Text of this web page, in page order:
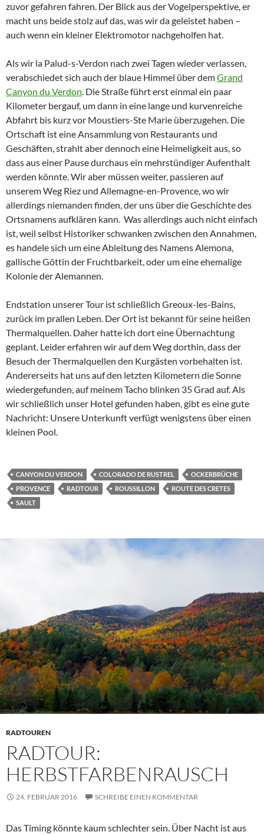
zuvor gefahren fahren. Der Blick aus der Vogelperspektive, er
macht uns beide stolz auf das, was wir da geleistet haben –
auch wenn ein kleiner Elektromotor nachgeholfen hat.
Als wir la Palud-s-Verdon nach zwei Tagen wieder verlassen,
verabschiedet sich auch der blaue Himmel über demGrand
Canyon du Verdon. Die Straße führt erst einmal ein paar
Kilometer bergauf, um dann in eine lange und kurvenreiche
Abfahrt bis kurz vor Moustiers-Ste Marie überzugehen. Die
Ortschaft ist eine Ansammlung von Restaurants und
Geschäften, strahlt aber dennoch eine Heimeligkeit aus, so
dass aus einer Pause durchaus ein mehrstündiger Aufenthalt
werden könnte. Wir aber müssen weiter, passieren auf
unserem Weg Riez und Allemagne-en-Provence, wo wir
allerdings niemanden finden, der uns über die Geschichte des
Ortsnamens aufklären kann. Was allerdings auch nicht einfach
ist, weil selbst Historiker schwanken zwischen den Annahmen,
es handele sich um eine Ableitung des Namens Alemona,
gallische Göttin der Fruchtbarkeit, oder um eine ehemalige
Kolonie der Alemannen.
Endstation unserer Tour ist schließlich Greoux-les-Bains,
zurück im prallen Leben. Der Ort ist bekannt für seine heißen
Thermalquellen. Daher hatte ich dort eine Übernachtung
geplant. Leider erfahren wir auf dem Weg dorthin, dass der
Besuch der Thermalquellen den Kurgästen vorbehalten ist.
Andererseits hat uns auf den letzten Kilometern die Sonne
wiedergefunden, auf meinem Tacho blinken 35 Grad auf. Als
wir schließlich unser Hotel gefunden haben, gibt es eine gute
Nachricht: Unsere Unterkunft verfügt wenigstens über einen
kleinen Pool.
CANYON DU VERDON COLORADO DE RUSTREL
OCKERBRÜCHE
PROVENCE
RADTOUR ROUSSILLON
ROUTE DES CRETES
SAULT
RADTOUREN
RADTOUR:
HERBSTFARBENRAUSCH
24. FEBRUAR 2016 SCHREIBE EINEN KOMMENTAR
Das Timing könnte kaum schlechter sein. Über Nacht ist aus